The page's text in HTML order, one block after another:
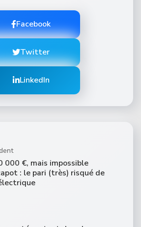
Facebook
Twitter
LinkedIn
000 €, mais impossible
: le pari (très) risqué de